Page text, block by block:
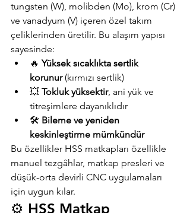
tungsten (W), molibden (Mo), krom (Cr)
ve vanadyum (V) içeren özel takım
çeliklerinden üretilir. Bu alaşım yapısı
sayesinde:
🔥 Yüksek sıcaklıkta sertlik
korunur (kırmızı sertlik)
💥 Tokluk yüksektir, ani yük ve
titreşimlere dayanıklıdır
🛠️ Bileme ve yeniden
keskinleştirme mümkündür
Bu özellikler HSS matkapları özellikle
manuel tezgâhlar, matkap presleri ve
düşük-orta devirli CNC uygulamaları
için uygun kılar.
⚙️ HSS Matkap